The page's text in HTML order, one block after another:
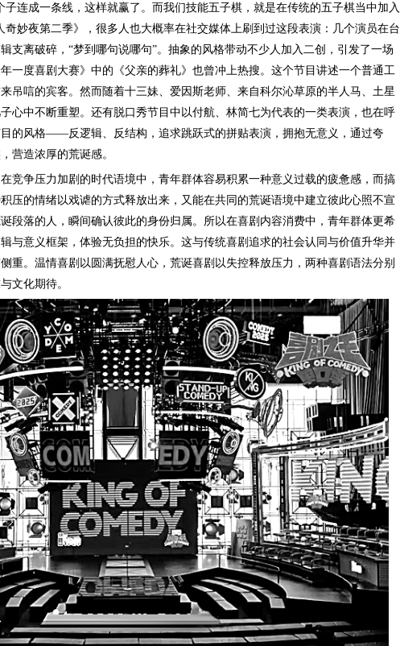
成一条线，这样就赢了。而我们技能五子棋，就是在传统的五子棋当中加入
妙夜第二季》，很多人也大概率在社交媒体上刷到过这段表演：几个演员在台
支离破碎，“梦到哪句说哪句”。抽象的风格带动不少人加入二创，引发了一场
一度喜剧大赛》中的《父亲的葬礼》也曾冲上热搜。这个节目讲述一个普通工
吊唁的宾客。然而随着十三妹、爱因斯老师、来自科尔沁草原的半人马、土星
心中不断重塑。还有脱口秀节目中以付航、林简七为代表的一类表演，也在呼
的风格——反逻辑、反结构，追求跳跃式的拼贴表演，拥抱无意义，通过夸
营造浓厚的荒诞感。
争压力加剧的时代语境中，青年群体容易积累一种意义过载的疲惫感，而搞
压的情绪以戏谑的方式释放出来，又能在共同的荒诞语境中建立彼此心照不宣
段落的人，瞬间确认彼此的身份归属。所以在喜剧内容消费中，青年群体更希
与意义框架，体验无负担的快乐。这与传统喜剧追求的社会认同与价值升华并
重。温情喜剧以圆满抚慰人心，荒诞喜剧以失控释放压力，两种喜剧语法分别
文化期待。